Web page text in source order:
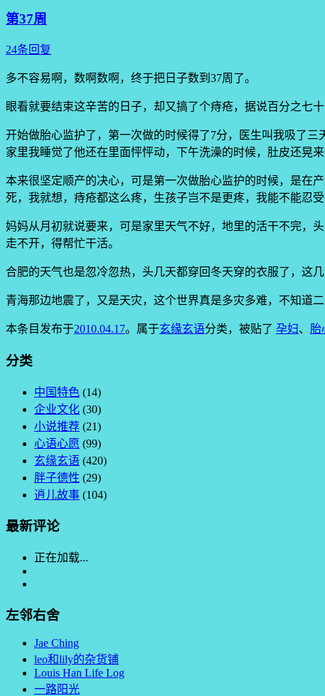
第37周
24条回复
多不容易啊，数啊数啊，终于把日子数到37周了。
眼看就要结束这辛苦的日子，却又搞了个痔疮，据说百分之七
开始做胎心监护了，第一次做的时候得了7分，医生叫我吸了
家里我睡觉了他还在里面怦怦动，下午洗澡的时候，肚皮还晃来
本来很坚定顺产的决心，可是第一次做胎心监护的时候，是在
死，我就想，痔疮都这么疼，生孩子岂不是更疼，我能不能忍受
妈妈从月初就说要来，可是家里天气不好，地里的活干不完，
走不开，得帮忙干活。
合肥的天气也是忽冷忽热，头几天都穿回冬天穿的衣服了，这几
青海那边地震了，又是天灾，这个世界真是多灾多难，不知道
本条目发布于2010.04.17。属于玄缘玄语分类，被贴了 孕妇、 胎
分类
中国特色 (14)
企业文化 (30)
小说推荐 (21)
心语心愿 (99)
玄缘玄语 (420)
胖子德性 (29)
逍儿故事 (104)
最新评论
正在加载...
左邻右舍
Jae Ching
leo和lily的杂货铺
Louis Han Life Log
一路阳光